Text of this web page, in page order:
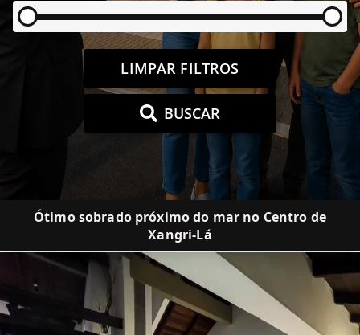
LIMPAR FILTROS
BUSCAR
Ótimo sobrado próximo do mar no Centro de
Xangri-Lá